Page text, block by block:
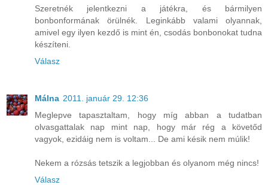
Szeretnék jelentkezni a játékra, és bármilyen
bonbonformának örülnék. Leginkább valami olyannak,
amivel egy ilyen kezdő is mint én, csodás bonbonokat tudna
készíteni.
Válasz
Málna 2011. január 29. 12:36
Meglepve tapasztaltam, hogy míg abban a tudatban
olvasgattalak nap mint nap, hogy már rég a követőd
vagyok, ezidáig nem is voltam... De ami késik nem múlik!
Nekem a rózsás tetszik a legjobban és olyanom még nincs!
Válasz